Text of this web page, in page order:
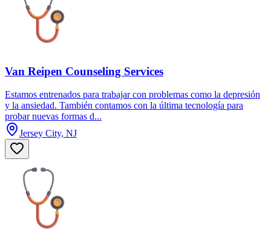
Van Reipen Counseling Services
Estamos entrenados para trabajar con problemas como la depresión
y la ansiedad. También contamos con la última tecnología para
probar nuevas formas d...
Jersey City, NJ